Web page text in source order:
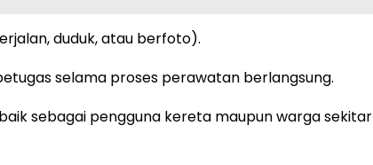
duduk, atau berfoto).
selama proses perawatan berlangsung.
sebagai pengguna kereta maupun warga sekitar